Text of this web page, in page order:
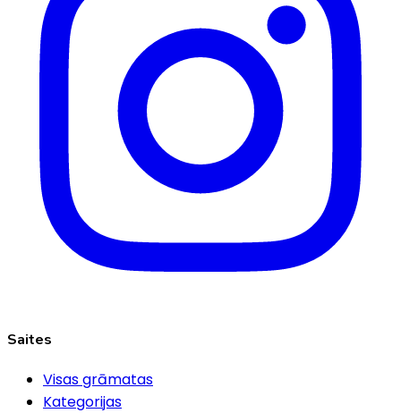
Saites
Visas grāmatas
Kategorijas